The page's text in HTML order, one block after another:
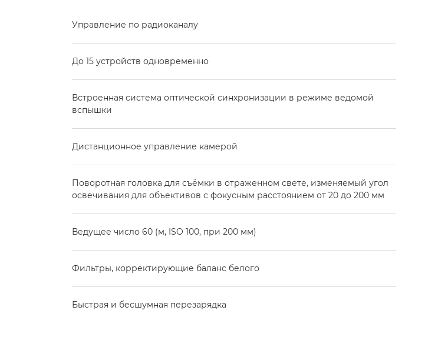
Управление по радиоканалу
До 15 устройств одновременно
Встроенная система оптической синхронизации в режиме ведомой
вспышки
Дистанционное управление камерой
Поворотная головка для съёмки в отраженном свете, изменяемый угол
освечивания для объективов с фокусным расстоянием от 20 до 200 мм
Ведущее число 60 (м, ISO 100, при 200 мм)
Фильтры, корректирующие баланс белого
Быстрая и бесшумная перезарядка